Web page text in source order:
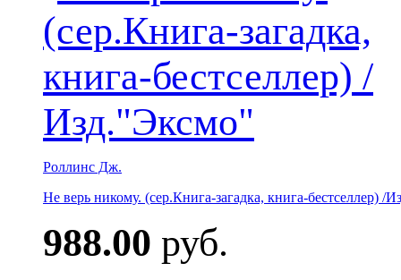
Роллинс Дж.
Не верь никому. (сер.Книга-загадка, книга-бестселлер) /
988.00 руб.